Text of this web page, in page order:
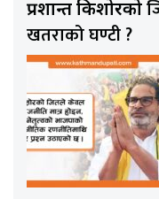
प्रशान्त किशोरको
खतराको घण्टी ?